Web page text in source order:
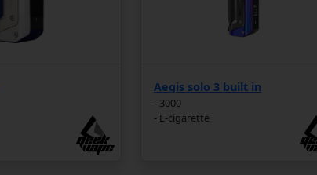
Aegis solo 3 built in
- 3000
- E-cigarette